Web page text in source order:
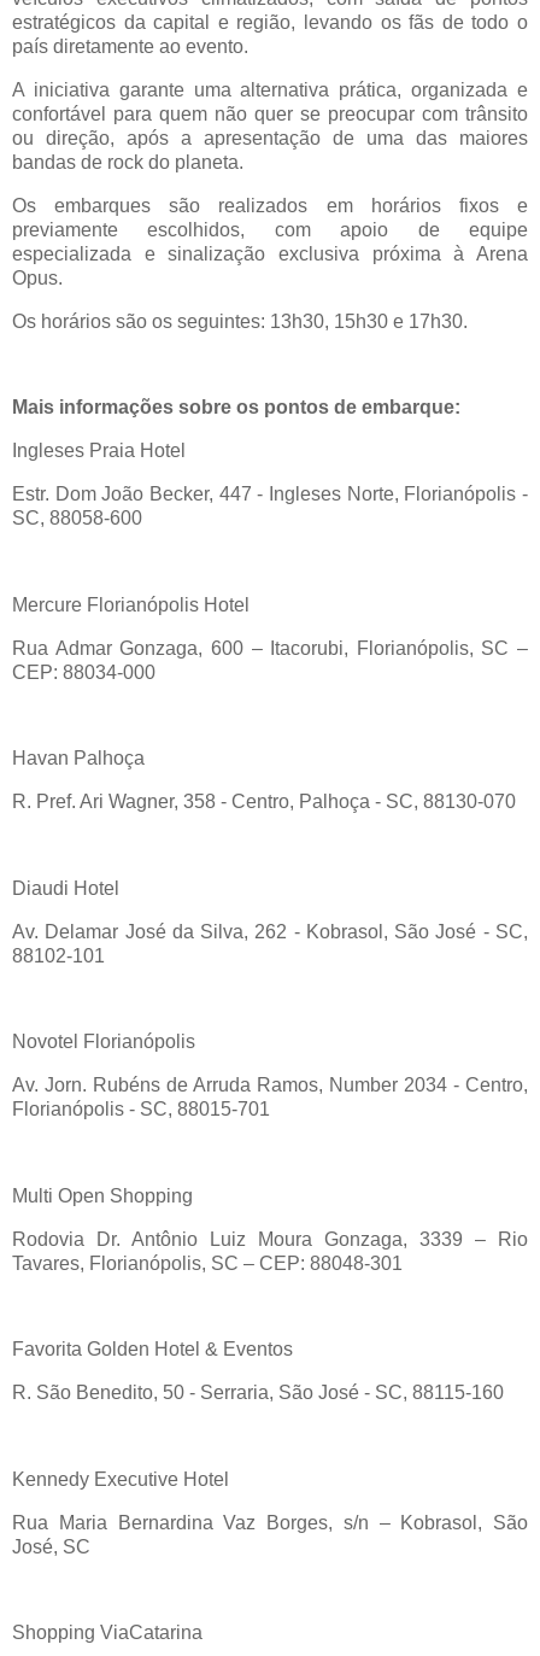
estratégicos da capital e região, levando os fãs de todo o
país diretamente ao evento.
A iniciativa garante uma alternativa prática, organizada e
confortável para quem não quer se preocupar com trânsito
ou direção, após a apresentação de uma das maiores
bandas de rock do planeta.
Os embarques são realizados em horários fixos e
previamente escolhidos, com apoio de equipe
especializada e sinalização exclusiva próxima à Arena
Opus.
Os horários são os seguintes: 13h30, 15h30 e 17h30.
Mais informações sobre os pontos de embarque:
Ingleses Praia Hotel
Estr. Dom João Becker, 447 - Ingleses Norte, Florianópolis -
SC, 88058-600
Mercure Florianópolis Hotel
Rua AdmarGonzaga, 600 – Itacorubi, Florianópolis, SC –
CEP: 88034-000
Havan Palhoça
R. Pref. Ari Wagner, 358 - Centro, Palhoça - SC, 88130-070
Diaudi Hotel
Av. Delamar José da Silva, 262 - Kobrasol , São José - SC,
88102-101
Novotel Florianópolis
Av. Jorn. Rubéns de Arruda Ramos, Number 2034 - Centro,
Florianópolis - SC, 88015-701
Multi Open Shopping
Rodovia Dr. Antônio Luiz Moura Gonzaga, 3339 – Rio
Tavares, Florianópolis, SC – CEP: 88048-301
Favorita Golden Hotel & Eventos
R. São Benedito, 50 - Serraria, São José - SC, 88115-160
Kennedy Executive Hotel
Rua Maria Bernardina Vaz Borges, s/n – Kobrasol , São
José, SC
Shopping ViaCatarina